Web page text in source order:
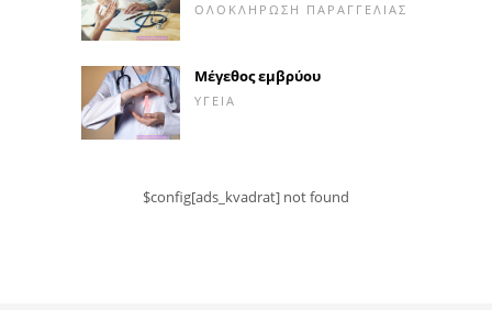
ΟΛΟΚΛΉΡΩΣΗ ΠΑΡΑΓΓΕΛΊΑΣ
Μέγεθος εμβρύου
ΥΓΕΊΑ
$config[ads_kvadrat] not found